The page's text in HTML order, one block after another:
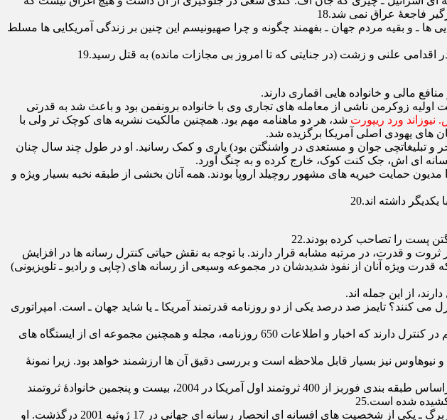
فاجعۀ عراق نمی ‌شد.18
‌ها ـ و بقیه مردم جهان ـ بفهمند چگونه و چرا صهیونیسم این چنین بر زندگی آمریکایی ‌ها مسلط
مالی و خانواده ‌هایی اقماری دارند.
اولیه زوکرمن ناشی از معامله‌ های تجاری وی با خانواده برونفمن بود و باعث شد به قدرتی
نیوزاند ورد ریپورت شد، هر دو ماهنامه مهم بود. همچنین مالکیت نشریه‌ های کوچک ‌تر ولی با
های یهودی اصلی آمریکا برگزیده شد.
و تبلیغاتچی جوان و مستعدی در واشنگتن بود) یاری و کمک رسانید. او در طول چند سال چنان
‌ای ‌اش، جک کنت کوک، خارج کرده و به چنگ آورد.
مدیون حمایت خیریه ‌های مشهور روچیلد اروپا بودند. همه آنان بخشی از طبقه نخبه بسیار ویژه و
داشته ‌اند.20
و قدرت، در مرتبه مشابه قرار دارند. با توجه به نقش حیاتی کنترل رسانه ‌ها در افزایش
ویژه آنان از نفوذ شدیدشان در مجموعه وسیعی از رسانه ‌های (چاپی و رادیو ـ تلویزیونی)
از این جمله ‌اند.
‌کنند؟ تایمز صد درصد یکی از دو روزنامه قدرتمند آمریکا ـ یا شاید جهان ـ است. امپراتوری
سرویس خبری نیویورک تایمز را هم در کنترل دارند که اخبار و اطلاعات 650 روزنامه، مجله و همچنین مجموعه ‌ای از ایستگاه ‌های
24 و نیوهاوس نیز بسیار قابل ملاحظه است و بررسی دقیق آن ‌ها ارزشمند خواهد بود. زیرا نمونۀ
خانوادۀ «مِیِر ـ گراهام» با واشنگتن ‌پست معروف شده ‌اند و نیز خانوادۀ نیوهاوس قابل بررسی ‌اند. این خانواده براساس طبقه ‌بندی فوربز از 400 ثروتمند اول آمریکا در 2004، بیست ‌و پنجمین خانوادۀ ثروتمند
شده است.25
در مورد امپراتوری «مِیِر ـ گراهام» گفتنی است که «کاترین مِیِرگراهام» ـ چهره ‌ای قدیمی در گروه قدرتمند بیلدربرگ ـ یکی از شخصیت ‌های افسانه ‌ای انحصار رسانه ‌ای جهانی در 17 ژوئیه 2001 درگذشت. او